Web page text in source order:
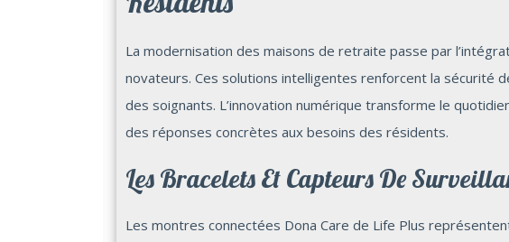
La modernisation des maisons de retraite passe par
novateurs. Ces solutions intelligentes renforcent la sécurité
des soignants. L’innovation numérique transforme le
des réponses concrètes aux besoins des résidents.
Les Bracelets Et Capteurs De
Les montres connectées Dona Care de Life Plus